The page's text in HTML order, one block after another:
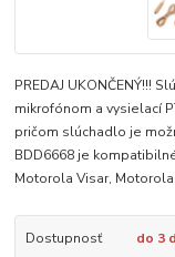
PREDAJ UKONČENÝ!!!
mikrofónom a vysielací
pričom slúchadlo je
BDD6668 je
Motorola Visar, Motorola
Dostupnosť do 3